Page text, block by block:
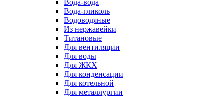
Вода-вода
Вода-гликоль
Водоводяные
Из нержавейки
Титановые
Для вентиляции
Для воды
Для ЖКХ
Для конденсации
Для котельной
Для металлургии